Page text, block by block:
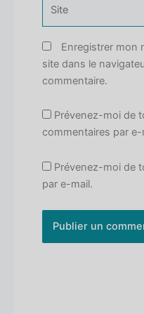
Enregistrer mon
site dans le
commentaire.
Prévenez-moi de
commentaires par e-
Prévenez-moi de
par e-mail.